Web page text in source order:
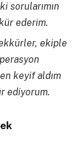
sorularımın
ederim.
ekiple
keyif aldım
ediyorum.